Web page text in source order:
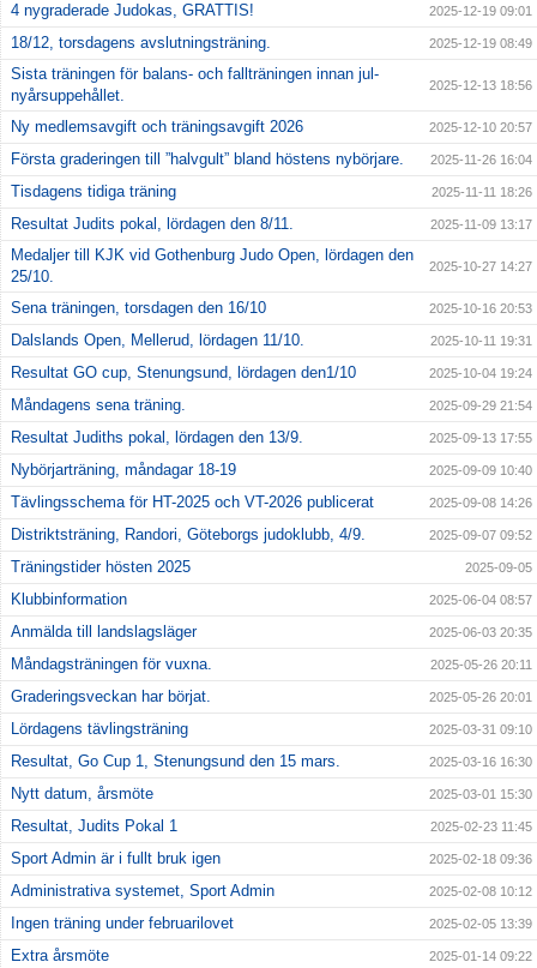
4 nygraderade Judokas, GRATTIS! 2025-12-19 09:01
18/12, torsdagens avslutningsträning. 2025-12-19 08:49
Sista träningen för balans- och fallträningen innan jul-
nyårsuppehållet.
2025-12-13 18:56
Ny medlemsavgift och träningsavgift 2026 2025-12-10 20:57
Första graderingen till ”halvgult” bland höstens nybörjare. 2025-11-26 16:04
Tisdagens tidiga träning 2025-11-11 18:26
Resultat Judits pokal, lördagen den 8/11. 2025-11-09 13:17
Medaljer till KJK vid Gothenburg Judo Open, lördagen den
25/10.
2025-10-27 14:27
Sena träningen, torsdagen den 16/10 2025-10-16 20:53
Dalslands Open, Mellerud, lördagen 11/10. 2025-10-11 19:31
Resultat GO cup, Stenungsund, lördagen den1/10 2025-10-04 19:24
Måndagens sena träning. 2025-09-29 21:54
Resultat Judiths pokal, lördagen den 13/9. 2025-09-13 17:55
Nybörjarträning, måndagar 18-19 2025-09-09 10:40
Tävlingsschema för HT-2025 och VT-2026 publicerat 2025-09-08 14:26
Distriktsträning, Randori, Göteborgs judoklubb, 4/9. 2025-09-07 09:52
Träningstider hösten 2025 2025-09-05
Klubbinformation 2025-06-04 08:57
Anmälda till landslagsläger 2025-06-03 20:35
Måndagsträningen för vuxna. 2025-05-26 20:11
Graderingsveckan har börjat. 2025-05-26 20:01
Lördagens tävlingsträning 2025-03-31 09:10
Resultat, Go Cup 1, Stenungsund den 15 mars. 2025-03-16 16:30
Nytt datum, årsmöte 2025-03-01 15:30
Resultat, Judits Pokal 1 2025-02-23 11:45
Sport Admin är i fullt bruk igen 2025-02-18 09:36
Administrativa systemet, Sport Admin 2025-02-08 10:12
Ingen träning under februarilovet 2025-02-05 13:39
Extra årsmöte 2025-01-14 09:22